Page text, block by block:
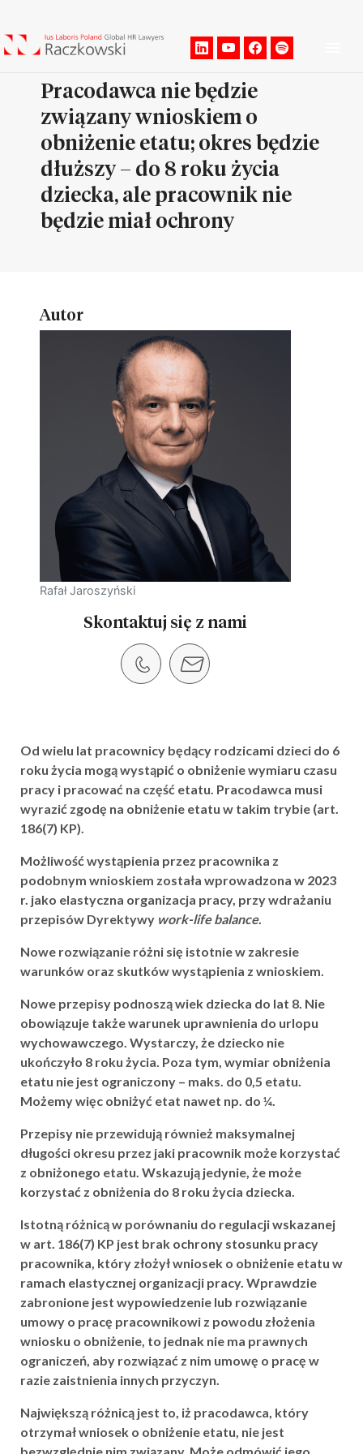
Pracodawca nie będzie
związany wnioskiem o
obniżenie etatu; okres będzie
dłuższy – do 8 roku życia
dziecka, ale pracownik nie
będzie miał ochrony
Autor
Rafał Jaroszyński
Skontaktuj się z nami
Od wielu lat pracownicy będący rodzicami dzieci do 6
roku życia mogą wystąpić o obniżenie wymiaru czasu
pracy i pracować na część etatu. Pracodawca musi
wyrazić zgodę na obniżenie etatu w takim trybie (art.
186(7) KP).
Możliwość wystąpienia przez pracownika z
podobnym wnioskiem została wprowadzona w 2023
r. jako elastyczna organizacja pracy, przy wdrażaniu
przepisów Dyrektywy work-life balance.
Nowe rozwiązanie różni się istotnie w zakresie
warunków oraz skutków wystąpienia z wnioskiem.
Nowe przepisy podnoszą wiek dziecka do lat 8. Nie
obowiązuje także warunek uprawnienia do urlopu
wychowawczego. Wystarczy, że dziecko nie
ukończyło 8 roku życia. Poza tym, wymiar obniżenia
etatu nie jest ograniczony – maks. do 0,5 etatu.
Możemy więc obniżyć etat nawet np. do ¼.
Przepisy nie przewidują również maksymalnej
długości okresu przez jaki pracownik może korzystać
z obniżonego etatu. Wskazują jedynie, że może
korzystać z obniżenia do 8 roku życia dziecka.
Istotną różnicą w porównaniu do regulacji wskazanej
w art. 186(7) KP jest brak ochrony stosunku pracy
pracownika, który złożył wniosek o obniżenie etatu w
ramach elastycznej organizacji pracy. Wprawdzie
zabronione jest wypowiedzenie lub rozwiązanie
umowy o pracę pracownikowi z powodu złożenia
wniosku o obniżenie, to jednak nie ma prawnych
ograniczeń, aby rozwiązać z nim umowę o pracę w
razie zaistnienia innych przyczyn.
Największą różnicą jest to, iż pracodawca, który
otrzymał wniosek o obniżenie etatu, nie jest